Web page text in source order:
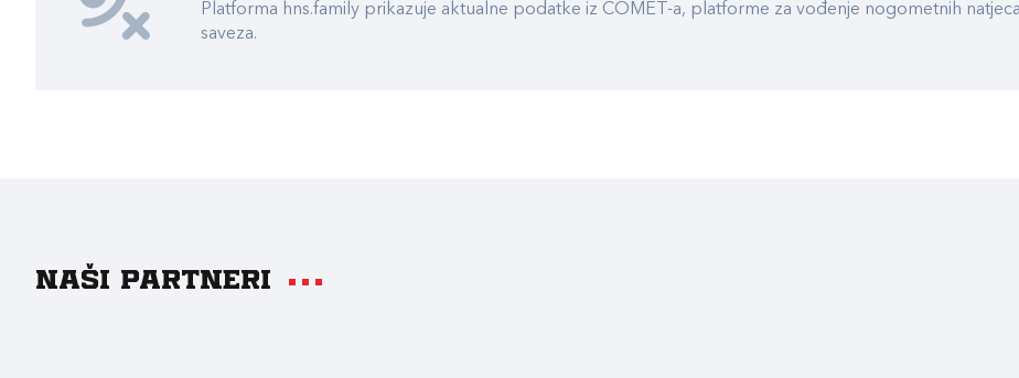
Platforma hns.family prikazuje aktualne podatke iz COMET-a, platforme za vođenje nogometnih
saveza.
Naši partneri